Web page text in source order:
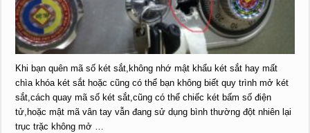
Khi bạn quên mã số két sắt,không nhớ mật khẩu két sắt hay mất
chìa khóa két sắt hoặc cũng có thể bạn không biết quy trình mở két
sắt,cách quay mã số két sắt,cũng có thể chiếc két bấm số điện
tử,hoặc mật mã vân tay vẫn đang sử dụng bình thường đột nhiên lại
trục trặc không mở …